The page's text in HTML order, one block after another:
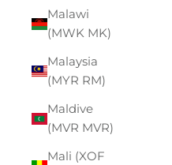
Malawi
(MWK MK)
Malaysia
(MYR RM)
Maldive
(MVR MVR)
Mali (XOF